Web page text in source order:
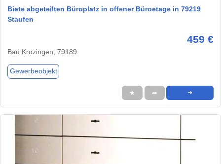
Biete abgeteilten Büroplatz in offener Büroetage in 79219
Staufen
459 €
Bad Krozingen, 79189
Gewerbeobjekt
★ ➦ ➜